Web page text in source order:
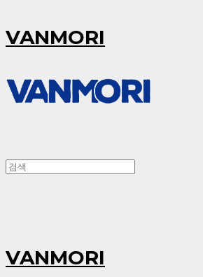
VANMORI
VANMORI